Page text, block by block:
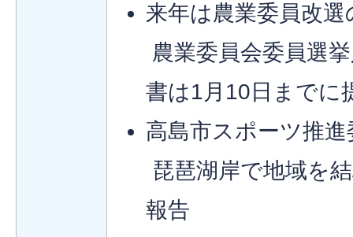
来年は農業委員改
農業委員会委員選
書は1月10日までに
高島市スポーツ推
琵琶湖岸で地域を
報告